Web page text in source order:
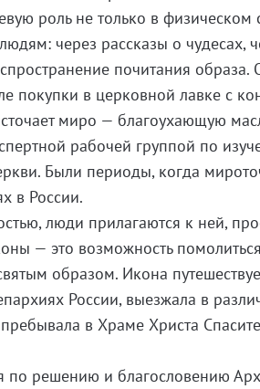
роль не только в
через рассказы о чудесах,
почитания образа.
покупки в церковной лавке с
миро — благоухающую
рабочей группой по
Были периоды, когда
в России.
люди прилагаются к ней,
— это возможность
образом. Икона
России, выезжала в
в Храме Христа
решению и благословению